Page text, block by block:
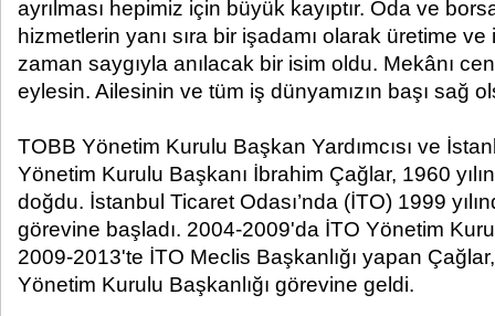
ayrılması hepimiz için büyük kayıptır. Oda ve
hizmetlerin yanı sıra bir işadamı olarak üretime
zaman saygıyla anılacak bir isim oldu. Mekânı
eylesin. Ailesinin ve tüm iş dünyamızın başı sağ
TOBB Yönetim Kurulu Başkan Yardımcısı ve
Yönetim Kurulu Başkanı İbrahim Çağlar, 1960
doğdu. İstanbul Ticaret Odası’nda (İTO) 1999
görevine başladı. 2004-2009'da İTO Yönetim
2009-2013'te İTO Meclis Başkanlığı yapan
Yönetim Kurulu Başkanlığı görevine geldi.